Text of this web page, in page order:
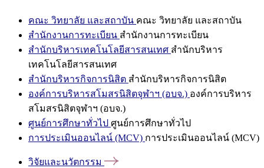
คณะ วิทยาลัย และสถาบัน คณะ วิทยาลัย และสถาบัน
สำนักงานการทะเบียน สำนักงานการทะเบียน
สำนักบริหารเทคโนโลยีสารสนเทศ สำนักบริหาร
เทคโนโลยีสารสนเทศ
สำนักบริหารกิจการนิสิต สำนักบริหารกิจการนิสิต
องค์การบริหารสโมสรนิสิตจุฬาฯ (อบจ.) องค์การบริหาร
สโมสรนิสิตจุฬาฯ (อบจ.)
ศูนย์การศึกษาทั่วไป ศูนย์การศึกษาทั่วไป
การประเมินออนไลน์ (MCV) การประเมินออนไลน์ (MCV)
วิจัยและนวัตกรรม